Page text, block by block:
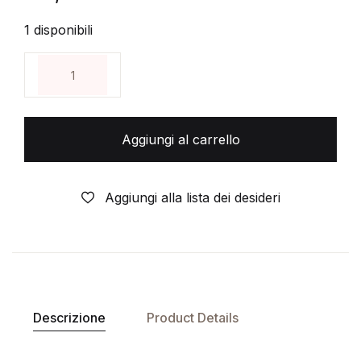
1 disponibili
Aggiungi al carrello
Aggiungi alla lista dei desideri
Descrizione Product Details